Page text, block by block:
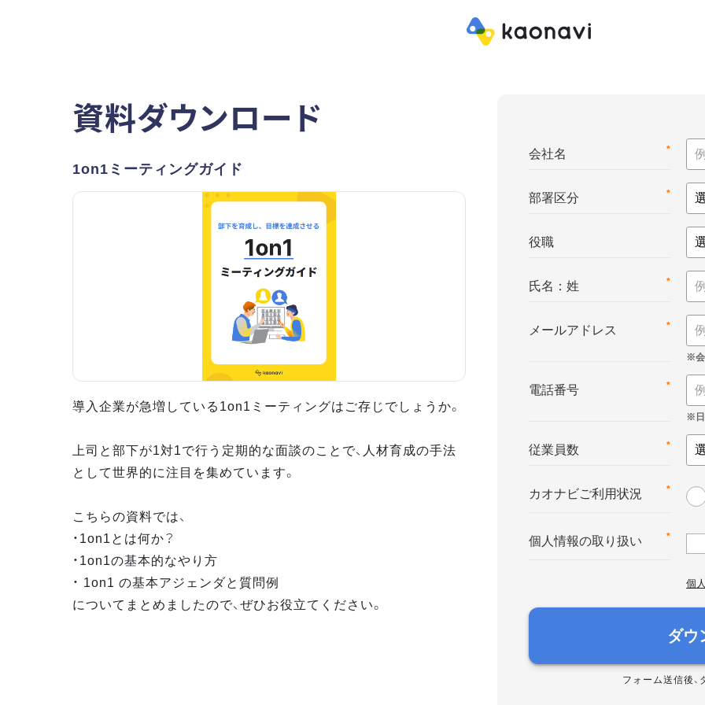
資料ダウンロード
1on1ミーティングガイド
導入企業が急増している1on1ミーティングはご存じでしょうか。
上司と部下が1対1で行う定期的な面談のことで、人材育成の手法
として世界的に注目を集めています。
こちらの資料では、
・1on1とは何か？
・1on1の基本的なやり方
・ 1on1 の基本アジェンダと質問例
についてまとめましたので、ぜひお役立てください。
*
会社名
*
部署区分
役職
*
氏名：姓
*
メールアドレス
*
電話番号
*
従業員数
*
カオナビご利用状況
*
個人情報の取り扱い
個
ダウ
フォーム送信後